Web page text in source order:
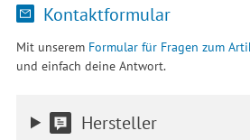
Kontaktformular
Mit unserem Formular für Fragen zum
und einfach deine Antwort.
Hersteller